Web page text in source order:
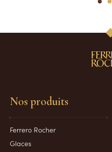
1 2
Nos produits
Ferrero Rocher
Glaces